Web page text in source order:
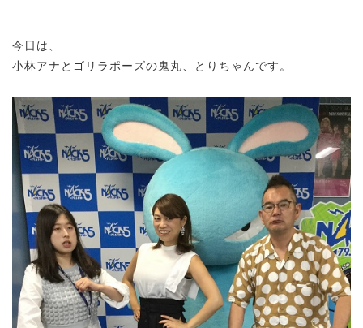
今日は、
小林アナとゴリラポーズの鬼丸、とりちゃんです。